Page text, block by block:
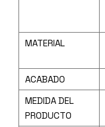
MATERIAL
ACABADO
MEDIDA DEL
PRODUCTO